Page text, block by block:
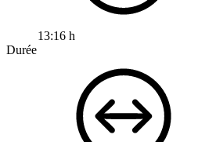
13:16 h
Durée